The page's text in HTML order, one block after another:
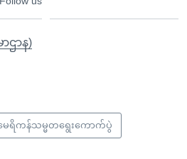
ဌာန)
ေရိကန်သမ္မတရွေးကောက်ပွဲ